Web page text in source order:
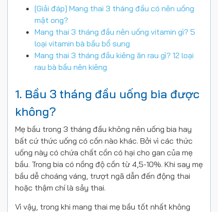
[Giải đáp] Mang thai 3 tháng đầu có nên uống
mật ong?
Mang thai 3 tháng đầu nên uống vitamin gì? 5
loại vitamin bà bầu bổ sung
Mang thai 3 tháng đầu kiêng ăn rau gì? 12 loại
rau bà bầu nên kiêng
1. Bầu 3 tháng đầu uống bia được
không?
Mẹ bầu trong 3 tháng đầu không nên uống bia hay
bất cứ thức uống có cồn nào khác. Bởi vì các thức
uống này có chứa chất cồn có hại cho gan của mẹ
bầu. Trong bia có nồng độ cồn từ 4,5-10%. Khi say mẹ
bầu dễ choáng váng, trượt ngã dẫn đến động thai
hoặc thậm chí là sảy thai.
Vì vậy, trong khi mang thai mẹ bầu tốt nhất không